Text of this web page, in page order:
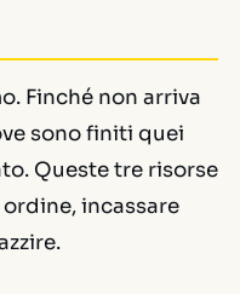
Finché non arriva
sono finiti quei
Queste tre risorse
incassare